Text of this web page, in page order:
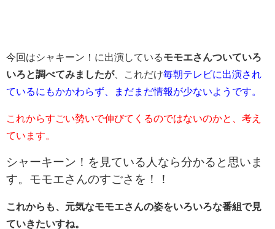
今回はシャキーン！に出演しているモモエさんついていろ
いろと調べてみましたが、これだけ毎朝テレビに出演され
ているにもかかわらず、まだまだ情報が少ないようです。
これからすごい勢いで伸びてくるのではないのかと、考え
ています。
シャーキーン！を見ている人なら分かると思いま
す。モモエさんのすごさを！！
これからも、元気なモモエさんの姿をいろいろな番組で見
ていきたいすね。